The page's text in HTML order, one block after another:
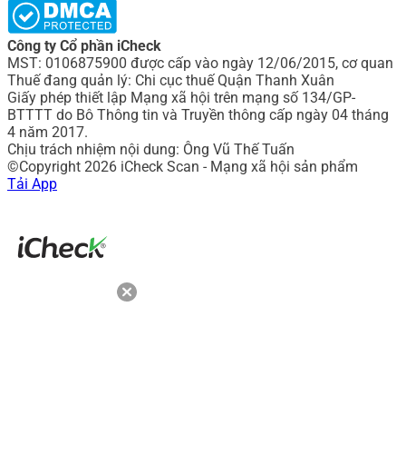
Công ty Cổ phần iCheck
MST: 0106875900 được cấp vào ngày 12/06/2015, cơ quan
Thuế đang quản lý: Chi cục thuế Quận Thanh Xuân
Giấy phép thiết lập Mạng xã hội trên mạng số 134/GP-
BTTTT do Bô Thông tin và Truyền thông cấp ngày 04 tháng
4 năm 2017.
Chịu trách nhiệm nội dung: Ông Vũ Thế Tuấn
©Copyright 2026 iCheck Scan - Mạng xã hội sản phẩm
Tải App